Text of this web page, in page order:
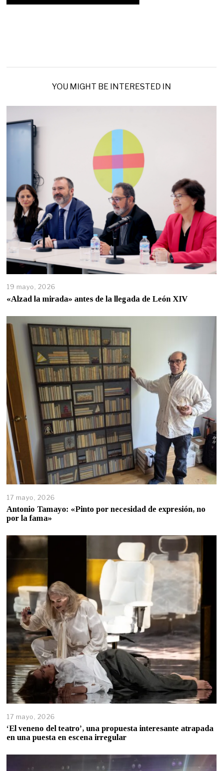
YOU MIGHT BE INTERESTED IN
19 mayo, 2026
«Alzad la mirada» antes de la llegada de León XIV
17 mayo, 2026
Antonio Tamayo: «Pinto por necesidad de expresión, no
por la fama»
17 mayo, 2026
‘El veneno del teatro’, una propuesta interesante atrapada
en una puesta en escena irregular